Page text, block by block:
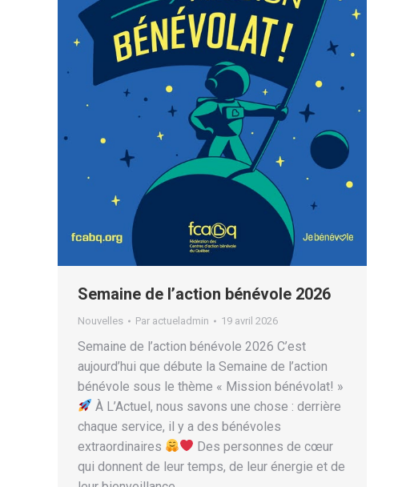
Semaine de l’action bénévole 2026
Nouvelles Par actueladmin 19 avril 2026
Semaine de l’action bénévole 2026 C’est
aujourd’hui que débute la Semaine de l’action
bénévole sous le thème « Mission bénévolat! »
À L’Actuel, nous savons une chose : derrière
chaque service, il y a des bénévoles
extraordinaires
Des personnes de cœur
qui donnent de leur temps, de leur énergie et de